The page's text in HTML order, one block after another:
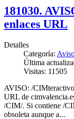
181030.
enlaces URL
Detalles
Categoría:
Última
Visitas: 11505
AVISO: /
URL de
/CIM/. Si contiene /
obsoleta aunque a...